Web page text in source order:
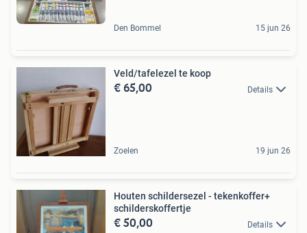
Den Bommel 15 jun 26
Veld/tafelezel te koop
€ 65,00 Details
Zoelen 19 jun 26
Houten schildersezel - tekenkoffer+
schilderskoffertje
€ 50,00 Details